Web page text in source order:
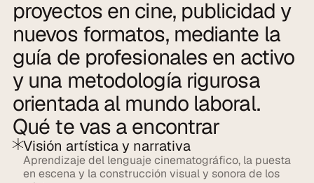
proyectos en cine, publicidad y
nuevos formatos, mediante la
guía de profesionales en activo
y una metodología rigurosa
orientada al mundo laboral.
Qué te vas a encontrar
Visión artística y narrativa
Aprendizaje del lenguaje cinematográfico, la puesta
en escena y la construcción visual y sonora de los